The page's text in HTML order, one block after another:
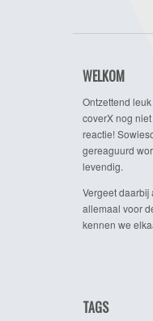
WELKOM
Ontzettend
coverX nog
reactie!
gereaguurd
levendig.
Vergeet daarbij
allemaal voor
kennen we
TAGS